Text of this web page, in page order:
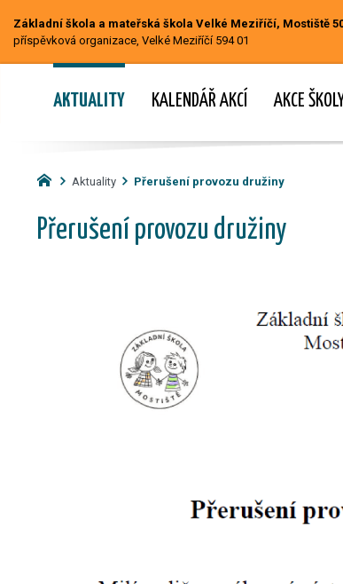
Základní škola a mateřská škola Velké Meziříčí, Mostiště
příspěvková organizace, Velké Meziříčí 594 01
AKTUALITY KALENDÁŘ AKCÍ AKCE
Aktuality Přerušení provozu družiny
Přerušení provozu družiny